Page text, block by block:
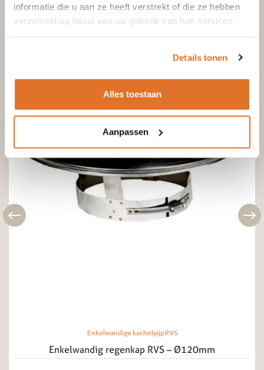
informatie die u aan ze heeft verstrekt of die ze hebben
verzameld op basis van uw gebruik van hun services.
Details tonen
Alles toestaan
Aanpassen
Enkelwandige kachelpijp RVS
Enkelwandig regenkap RVS – Ø120mm